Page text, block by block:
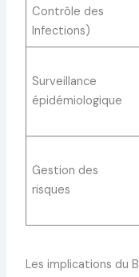
Contrôle des
Infections)
Surveillance
épidémiologique
Gestion des
risques
Les implications du